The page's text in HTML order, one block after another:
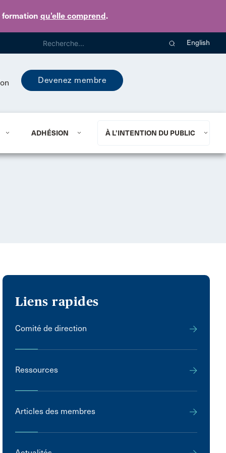
qu’elle comprend.
English
Devenez membre
ADHÉSION À L’INTENTION DU PUBLIC
Liens rapides
Comité de direction
Ressources
Articles des membres